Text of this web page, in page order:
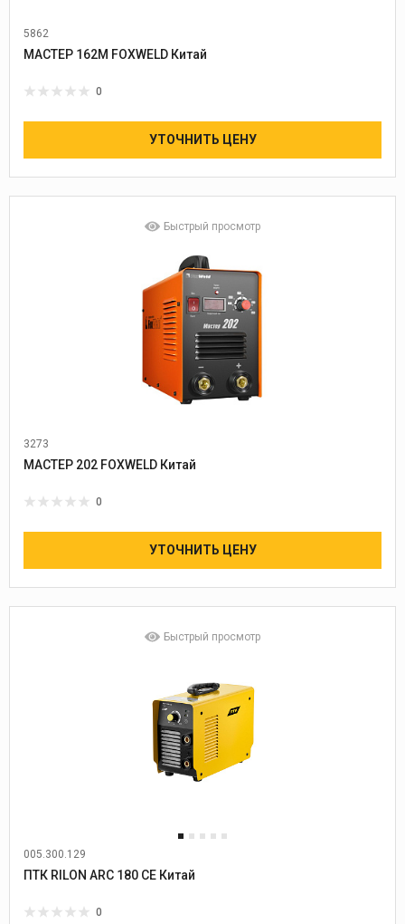
5862
МАСТЕР 162М FOXWELD Китай
0
УТОЧНИТЬ ЦЕНУ
Быстрый просмотр
3273
МАСТЕР 202 FOXWELD Китай
0
УТОЧНИТЬ ЦЕНУ
Быстрый просмотр
005.300.129
ПТК RILON ARC 180 CE Китай
0